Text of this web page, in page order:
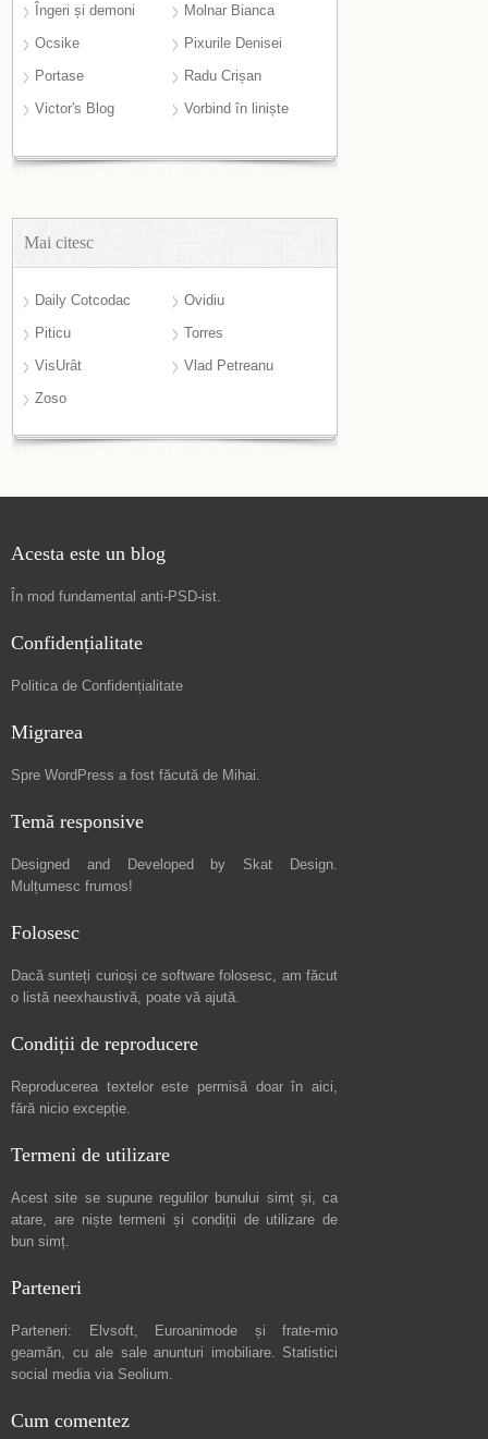
Îngeri și demoni
Molnar Bianca
Ocsike
Pixurile Denisei
Portase
Radu Crișan
Victor's Blog
Vorbind în liniște
Mai citesc
Daily Cotcodac
Ovidiu
Piticu
Torres
VisUrât
Vlad Petreanu
Zoso
Acesta este un blog
În mod fundamental anti-PSD-ist
Confidențialitate
Politica de Confidențialitate
Migrarea
Spre WordPress a fost făcută de Mihai
Temă responsive
Designed and Developed by Skat Design
Mulțumesc frumos!
Folosesc
Dacă sunteți curioși ce software folosesc, am făcut
o listă neexhaustivă , poate vă ajută.
Condiții de reproducere
Reproducerea textelor este permisă doar în aici
fără nicio excepție.
Termeni de utilizare
Acest site se supune regulilor bunului simț și, ca
atare, are niștetermeni și condiții de utilizare de
bun simț.
Parteneri
Parteneri: Elvsoft, Euroanimode și frate-mio
geamăn, cu ale sale anunturi imobiliare. Statistici
social media via Seolium
Cum comentez